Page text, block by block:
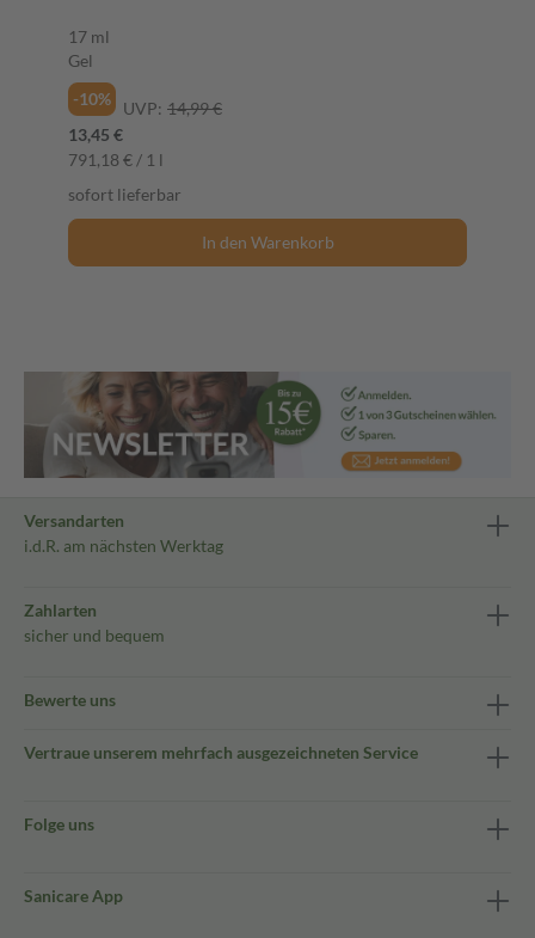
17 ml
Gel
-10%
UVP: 14,99 €
13,45 €
791,18 € / 1 l
sofort lieferbar
In den Warenkorb
Versandarten
i.d.R. am nächsten Werktag
Zahlarten
sicher und bequem
Bewerte uns
Vertraue unserem mehrfach ausgezeichneten Service
Folge uns
Sanicare App